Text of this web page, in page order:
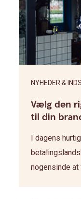
NYHEDER &
Vælg den
til din
I dagens
nogensinde